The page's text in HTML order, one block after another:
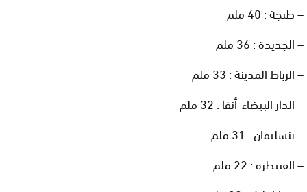
– طنجة : 40 ملم
– الجديدة : 36 ملم
– الرباط المدينة : 33 ملم
– الدار البيضاء-أنفا : 32 ملم
– بنسليمان : 31 ملم
– القنيطرة : 22 ملم